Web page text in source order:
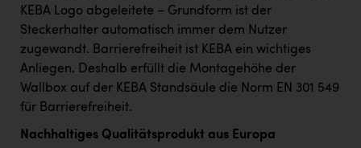
KEBA Logo abgeleitete – Grundform ist der
Steckerhalter automatisch immer dem Nutzer
zugewandt. Barrierefreiheit ist KEBA ein wichtiges
Anliegen. Deshalb erfüllt die Montagehöhe der
Wallbox auf der KEBA Standsäule die Norm EN 301 549
für Barrierefreiheit.
Nachhaltiges Qualitätsprodukt aus Europa